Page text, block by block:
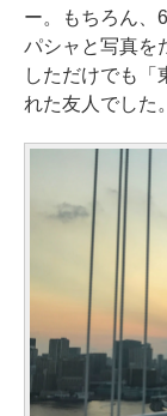
ー。もちろん、
パシャと写真を
しただけでも「
れた友人でした。